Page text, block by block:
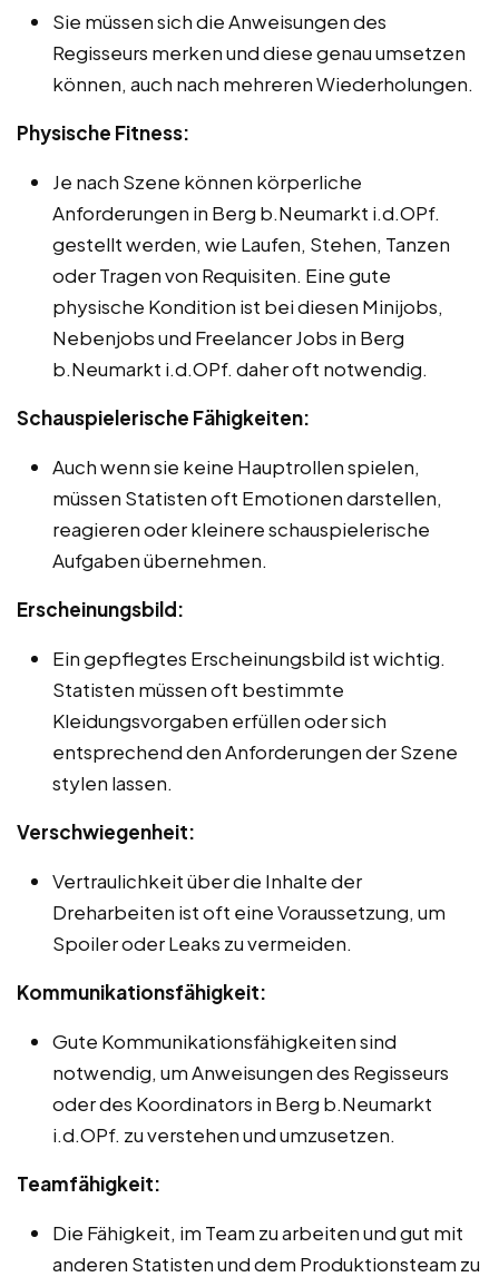
Sie müssen sich die Anweisungen des
Regisseurs merken und diese genau umsetzen
können, auch nach mehreren Wiederholungen.
Physische Fitness:
Je nach Szene können körperliche
Anforderungen in Berg b.Neumarkt i.d.OPf.
gestellt werden, wie Laufen, Stehen, Tanzen
oder Tragen von Requisiten. Eine gute
physische Kondition ist bei diesen Minijobs,
Nebenjobs und Freelancer Jobs in Berg
b.Neumarkt i.d.OPf. daher oft notwendig.
Schauspielerische Fähigkeiten:
Auch wenn sie keine Hauptrollen spielen,
müssen Statisten oft Emotionen darstellen,
reagieren oder kleinere schauspielerische
Aufgaben übernehmen.
Erscheinungsbild:
Ein gepflegtes Erscheinungsbild ist wichtig.
Statisten müssen oft bestimmte
Kleidungsvorgaben erfüllen oder sich
entsprechend den Anforderungen der Szene
stylen lassen.
Verschwiegenheit:
Vertraulichkeit über die Inhalte der
Dreharbeiten ist oft eine Voraussetzung, um
Spoiler oder Leaks zu vermeiden.
Kommunikationsfähigkeit:
Gute Kommunikationsfähigkeiten sind
notwendig, um Anweisungen des Regisseurs
oder des Koordinators in Berg b.Neumarkt
i.d.OPf. zu verstehen und umzusetzen.
Teamfähigkeit:
Die Fähigkeit, im Team zu arbeiten und gut mit
anderen Statisten und dem Produktionsteam zu